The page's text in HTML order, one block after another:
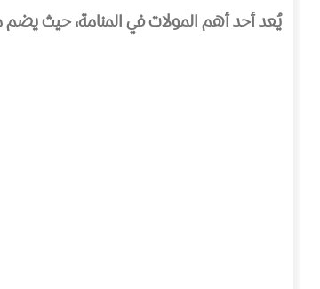
يُعد أحد أهم المولات في المنامة، حيث يضم